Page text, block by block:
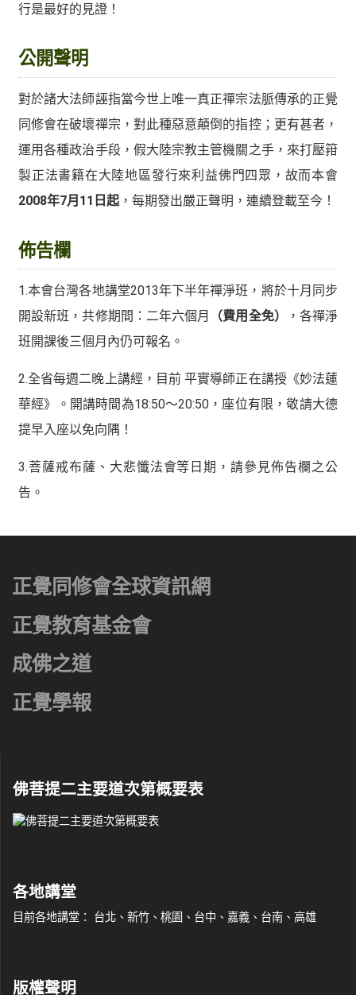
行是最好的見證！
公開聲明
對於諸大法師誣指當今世上唯一真正禪宗法脈傳承的正覺
同修會在破壞禪宗，對此種惡意顛倒的指控；更有甚者，
運用各種政治手段，假大陸宗教主管機關之手，來打壓箝
製正法書籍在大陸地區發行來利益佛門四眾，故而本會
2008年7月11日起，每期發出嚴正聲明，連續登載至今！
佈告欄
1.本會台灣各地講堂2013年下半年禪淨班，將於十月同步
開設新班，共修期間：二年六個月
（費用全免）
，各禪淨
班開課後三個月內仍可報名。
2.全省每週二晚上講經，目前 平實導師正在講授《妙法蓮
華經》。開講時間為18:50～20:50，座位有限，敬請大德
提早入座以免向隅！
3.菩薩戒布薩、大悲懺法會等日期，請參見佈告欄之公
告。
正覺同修會全球資訊網
正覺教育基金會
成佛之道
正覺學報
佛菩提二主要道次第概要表
各地講堂
目前各地講堂： 台北、新竹、桃園、台中、嘉義、台南、高雄
版權聲明